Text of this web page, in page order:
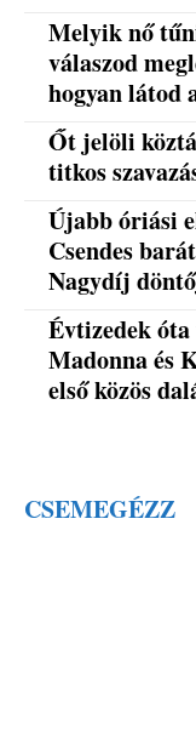
Melyik nő
válaszod
hogyan látod
Őt jelöli
titkos
Újabb óriási
Csendes
Nagydíj
Évtizedek
Madonna és
első közös
CSEMEGÉZZ